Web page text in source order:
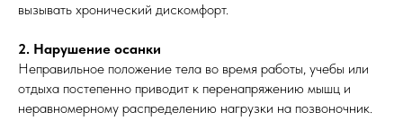
вызывать хронический дискомфорт.
2. Нарушение осанки
Неправильное положение тела во время работы, учебы или
отдыха постепенно приводит к перенапряжению мышц и
неравномерному распределению нагрузки на позвоночник.